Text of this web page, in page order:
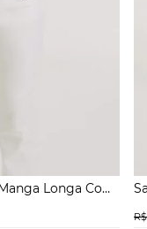
Longa Com
R$